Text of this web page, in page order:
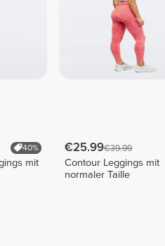
40%
mit
€25.99€39.99
Contour Leggings mit
normaler Taille